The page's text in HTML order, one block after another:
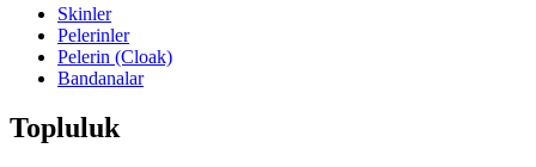
Skinler
Pelerinler
Pelerin (Cloak)
Bandanalar
Topluluk